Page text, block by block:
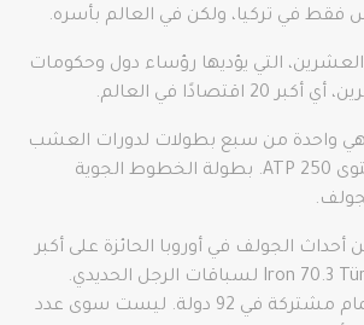
فقط في تركيا، ولكن في العالم بأسره.
التي يؤديها رؤساء دول وحكومات
في العالم.
وهي واحدة من سبع بطولات لدورات العشب
في العالم على مستوى ATP 250. بطولة الخطوط الجوية
أحداث الجولف في أوروبا الحائزة على أكبر
الجوائز؛ وساحة Iron 70.3 Türkiye لسباقات الرجل الحديدي.
والتي تعد نقاط اهتمام مشتركة في 92 دولة. ليست سوى عدد